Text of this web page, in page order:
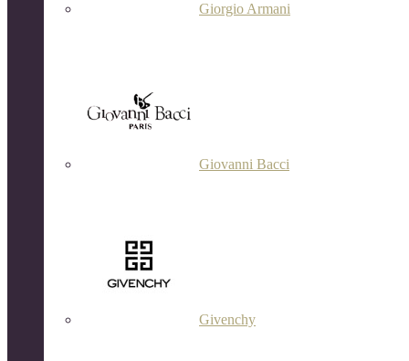
Giorgio Armani
Giovanni Bacci
Givenchy